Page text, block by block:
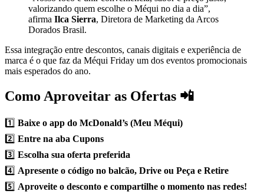
valorizando quem escolhe o Méqui no dia a dia”,
afirma Ilca Sierra, Diretora de Marketing da Arcos
Dorados Brasil.
Essa integração entre descontos, canais digitais e experiência de
marca é o que faz da Méqui Friday um dos eventos promocionais
mais esperados do ano.
Como Aproveitar as Ofertas 📲
1️⃣ Baixe o app do McDonald’s (Meu Méqui)
2️⃣ Entre na aba Cupons
3️⃣ Escolha sua oferta preferida
4️⃣ Apresente o código no balcão, Drive ou Peça e Retire
5️⃣ Aproveite o desconto e compartilhe o momento nas redes!